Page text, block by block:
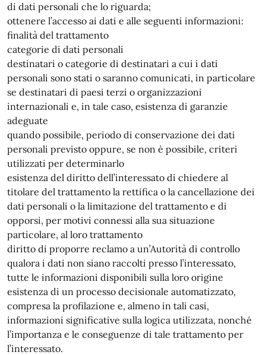
di dati personali che lo riguarda;
ottenere l’accesso ai dati e alle seguenti informazioni:
finalità del trattamento
categorie di dati personali
destinatari o categorie di destinatari a cui i dati
personali sono stati o saranno comunicati, in particolare
se destinatari di paesi terzi o organizzazioni
internazionali e, in tale caso, esistenza di garanzie
adeguate
quando possibile, periodo di conservazione dei dati
personali previsto oppure, se non è possibile, criteri
utilizzati per determinarlo
esistenza del diritto dell’interessato di chiedere al
titolare del trattamento la rettifica o la cancellazione dei
dati personali o la limitazione del trattamento e di
opporsi, per motivi connessi alla sua situazione
particolare, al loro trattamento
diritto di proporre reclamo a un’Autorità di controllo
qualora i dati non siano raccolti presso l’interessato,
tutte le informazioni disponibili sulla loro origine
esistenza di un processo decisionale automatizzato,
compresa la profilazione e, almeno in tali casi,
informazioni significative sulla logica utilizzata, nonché
l’importanza e le conseguenze di tale trattamento per
l’interessato.